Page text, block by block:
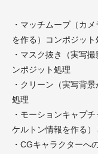
・マッチムーブ（カ
を作る）コンポジット
・マスク抜き（実写
ンポジット処理
・クリーン（実写背
処理
・モーションキャプ
ケルトン情報を作る）
・CGキャラクターへ